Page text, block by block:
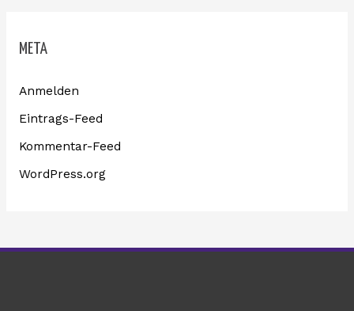
META
Anmelden
Eintrags-Feed
Kommentar-Feed
WordPress.org